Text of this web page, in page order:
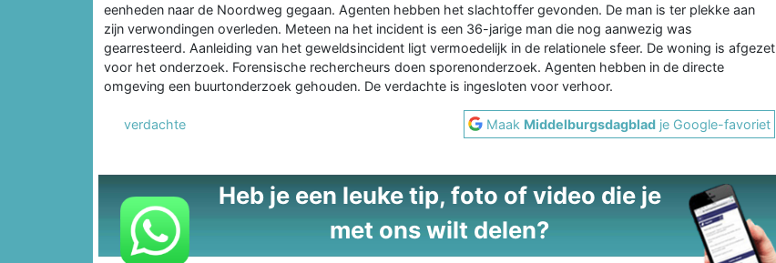
eenheden naar de Noordweg gegaan. Agenten hebben het slachtoffer gevonden. De man is ter plekke aan
zijn verwondingen overleden. Meteen na het incident is een 36-jarige man die nog aanwezig was
gearresteerd. Aanleiding van het geweldsincident ligt vermoedelijk in de relationele sfeer. De woning is afgezet
voor het onderzoek. Forensische rechercheurs doen sporenonderzoek. Agenten hebben in de directe
omgeving een buurtonderzoek gehouden. De verdachte is ingesloten voor verhoor.
verdachte Maak Middelburgsdagblad je Google-favoriet
Heb je een leuke tip, foto of video die je
met ons wilt delen?